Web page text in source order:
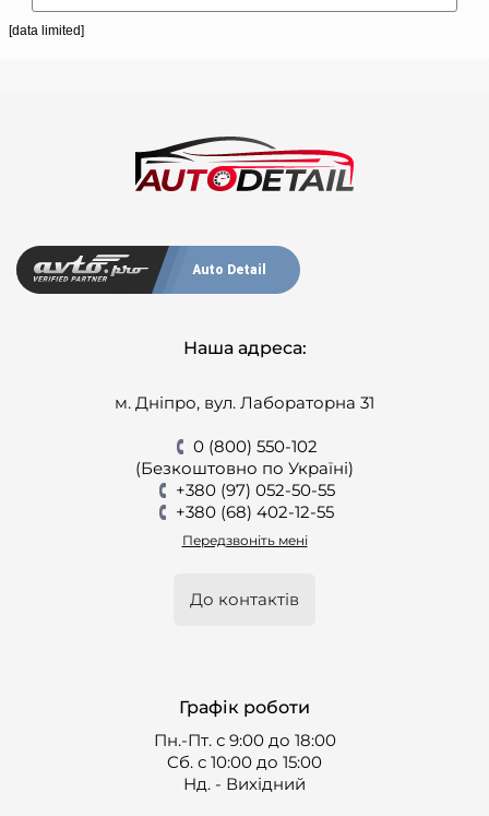
[data limited]
Auto Detail
Наша адреса:
м. Дніпро, вул. Лабораторна 31
0 (800) 550-102
(Безкоштовно по Україні)
+380 (97) 052-50-55
+380 (68) 402-12-55
Передзвоніть мені
До контактів
Графік роботи
Пн.-Пт. с 9:00 до 18:00
Cб. с 10:00 до 15:00
Нд. - Вихідний